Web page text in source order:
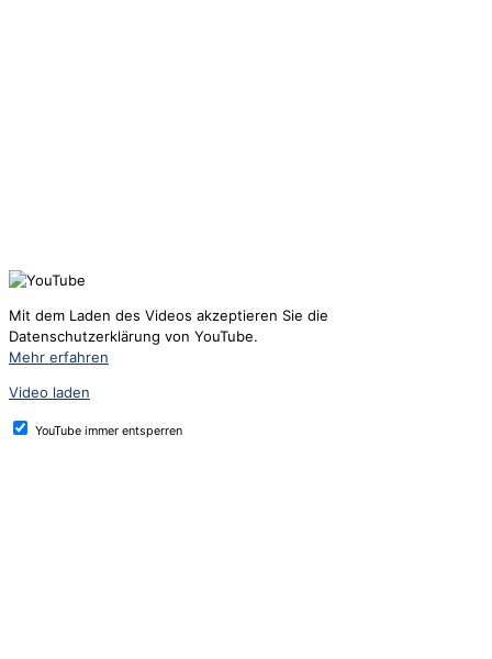
Mit dem Laden des Videos akzeptieren Sie die
Datenschutzerklärung von YouTube.
Mehr erfahren
Video laden
YouTube immer entsperren